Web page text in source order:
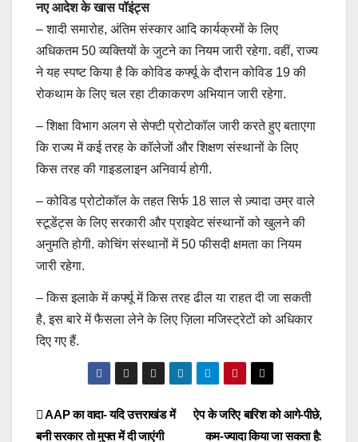
नए आदेश के खास पॉइंट्स
– शादी समारोह, अंतिम संस्कार आदि कार्यक्रमों के लिए
अधिकतम 50 व्यक्तियों के जुटने का नियम जारी रहेगा. वहीं, राज्य
ने यह स्पष्ट किया है कि कोविड कर्फ्यू के दौरान कोविड 19 की
रोकथाम के लिए चल रहा टीकाकरण अभियान जारी रहेगा.
– शिक्षा विभाग अलग से सेफ्टी प्रोटोकॉल जारी करते हुए बताएगा
कि राज्य में कई तरह के कॉलेजों और शिक्षण संस्थानों के लिए
किस तरह की गाइडलाइन अनिवार्य होगी.
– कोविड प्रोटोकॉल के तहत सिर्फ 18 साल से ज़्यादा उम्र वाले
स्टूडेंट्स के लिए सरकारी और प्राइवेट संस्थानों को खुलने की
अनु​मति होगी. कोचिंग संस्थानों में 50 फीसदी क्षमता का नियम
जारी रहेगा.
– किस इलाके में कर्फ्यू में किस तरह ढील या राहत दी जा सकती
है, इस बारे में फैसला लेने के लिए ज़िला मजिस्ट्रेटों को अधिकार
दिए गए हैं.
Post
ऐप के जरिए बारिश को आगे-पीछे,
कम-ज्यादा किया जा सकता है:
AAP का वादा- यदि उत्तराखंड में
बनी सरकार तो मुफ्त में दी जाएंगी